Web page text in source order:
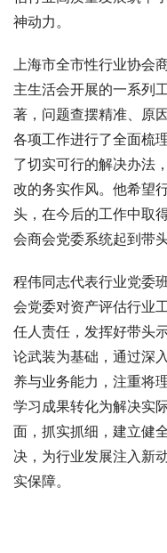
神动力。
上海市全市性行业协会
主生活会开展的一系列
著，问题查摆精准、原
各项工作进行了全面梳
了切实可行的解决办法
改的务实作风。他希望
头，在今后的工作中取
会商会党委系统起到带
程伟同志代表行业党委
会党委对资产评估行业
任人责任，发挥好带头
论武装为基础，通过深
养与业务能力，注重将
学习成果转化为解决实
面，抓实抓细，建立健
决，为行业发展注入新
实保障。